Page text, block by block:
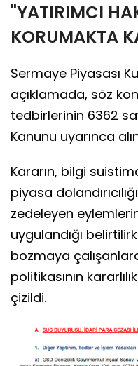
"YATIRIMCI
KORUMAKTA
Sermaye Piyasası
açıklamada, söz
tedbirlerinin 6362
Kanunu uyarınca
Kararın, bilgi
piyasa
zedeleyen
uygulandığı
bozmaya
politikasının
çizildi.